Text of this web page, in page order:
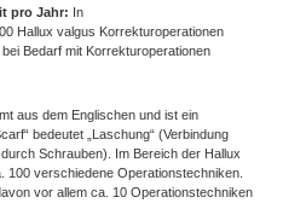
pro Jahr: In
Hallux valgus Korrekturoperationen
Bedarf mit Korrekturoperationen
aus dem Englischen und ist ein
bedeutet „Laschung“ (Verbindung
Schrauben). Im Bereich der Hallux
verschiedene Operationstechniken.
vor allem ca. 10 Operationstechniken